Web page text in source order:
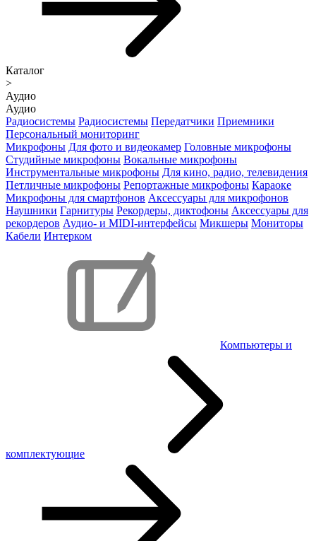
Каталог
>
Аудио
Аудио
Радиосистемы Радиосистемы Передатчики Приемники
Персональный мониторинг
Микрофоны Для фото и видеокамер Головные микрофоны
Студийные микрофоны Вокальные микрофоны
Инструментальные микрофоны Для кино, радио, телевидения
Петличные микрофоны Репортажные микрофоны Караоке
Микрофоны для смартфонов Аксессуары для микрофонов
Наушники Гарнитуры Рекордеры, диктофоны Аксессуары для
рекордеров Аудио- и MIDI-интерфейсы Микшеры Мониторы
Кабели Интерком
Компьютеры и
комплектующие